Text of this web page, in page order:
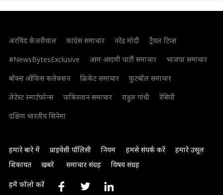
अरविंद केजरीवाल कांग्रेस समाचार नरेंद्र मोदी
ट्रैवल टिप्स
#NewsBytesExclusive
आम आदमी पार्टी समाचार
भाजपा समाचार
बॉक्स ऑफिस कलेक्शन
क्रिकेट समाचार
फुटबॉल समाचार
लेटेस्ट स्मार्टफोन्स
पाकिस्तान समाचार राहुल गांधी
रेसिपी
दक्षिण भारतीय सिनेमा
हमारे बारे में प्राइवेसी पॉलिसी नियम हमसे संपर्क करें
हमारे उसूल
शिकायत
खबरें समाचार संग्रह विषय संग्रह
हमें फॉलो करें